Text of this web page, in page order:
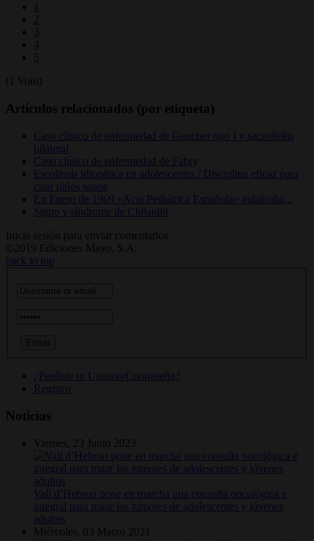
1
2
3
4
5
(1 Voto)
Artículos relacionados (por etiqueta)
Caso clínico de enfermedad de Gaucher tipo I y sacroileítis
bilateral
Caso clínico de enfermedad de Fabry
Escoliosis idiopática en adolescentes / Disciplina eficaz para
criar niños sanos
En Enero de 1969 «Acta Pediátrica Española» publicaba...
Signo y síndrome de Chilaiditi
Inicia sesión para enviar comentarios
©2019 Ediciones Mayo, S.A.
back to top
¿Perdiste tu Usuario/Contraseña?
Registro
Noticias
Viernes, 23 Junio 2023
Vall d’Hebron pone en marcha una consulta oncológica e
integral para tratar los tumores de adolescentes y jóvenes
adultos
Miércoles, 03 Marzo 2021